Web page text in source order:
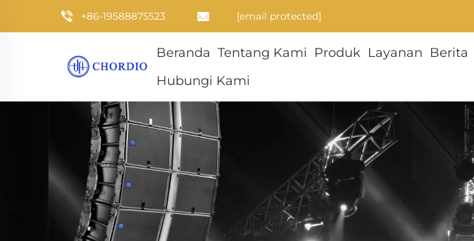
+86-19588875523 [email protected]
Beranda Tentang Kami Produk Layanan Berita
Hubungi Kami